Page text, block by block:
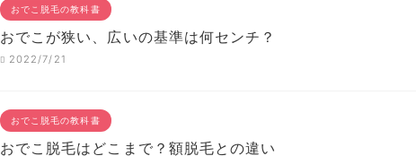
おでこ脱毛の教科書
おでこが狭い、広いの基準は何センチ？
2022/7/21
おでこ脱毛の教科書
おでこ脱毛はどこまで？額脱毛との違い